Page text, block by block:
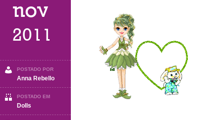
nov
2011
POSTADO POR
Anna Rebello
POSTADO EM
Dolls